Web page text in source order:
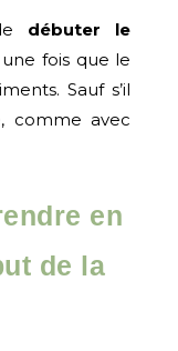
débuter le
une fois que le
Sauf s’il
comme avec
en
de la